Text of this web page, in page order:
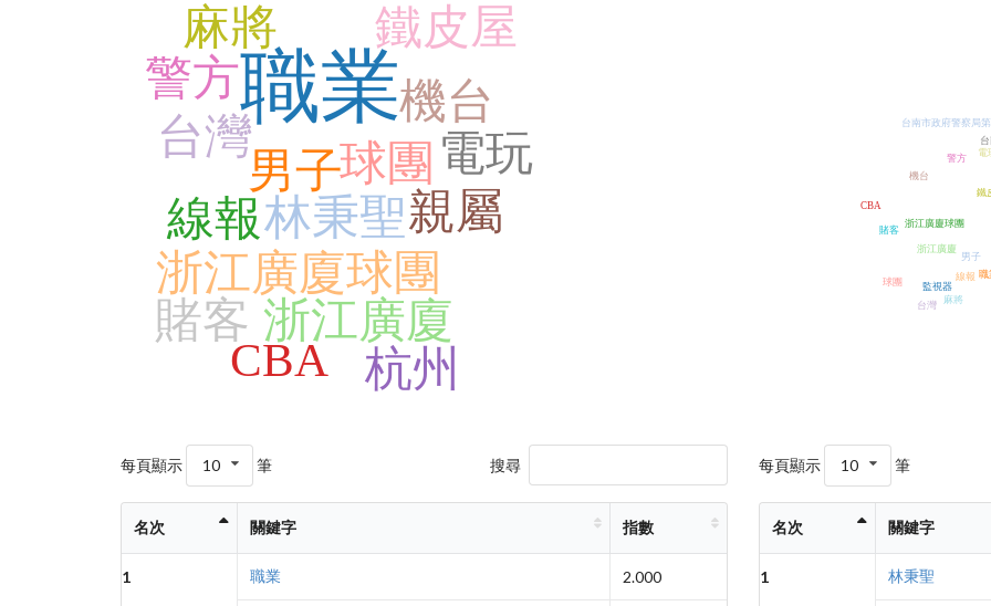
職業
林秉聖
男子
浙江廣廈球團
線報
浙江廣廈
CBA
球團
杭州
台灣
親屬
機台
警方
鐵皮屋
電玩
賭客
麻將
每頁顯示 10 筆 搜尋
名次 關鍵字 指數
1 職業 2.000
男子
職
線報
浙江廣廈球團
浙江廣廈
CBA
球團
台灣
機台
警方
鐵
電
賭客
麻將
監視器
台南市政府警察局
每頁顯示 10 筆
名次 關鍵字
1 林秉聖